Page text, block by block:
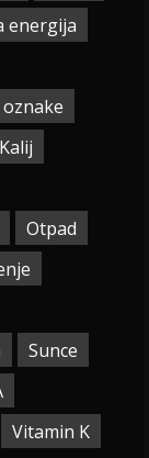
energija
oznake
Kalij
Otpad
Sunce
Vitamin K